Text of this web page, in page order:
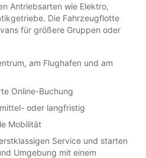
Antriebsarten wie Elektro,
Die Fahrzeugflotte
für größere Gruppen oder
am Flughafen und am
Online-Buchung
oder langfristig
Mobilität
Service und starten
Umgebung mit einem